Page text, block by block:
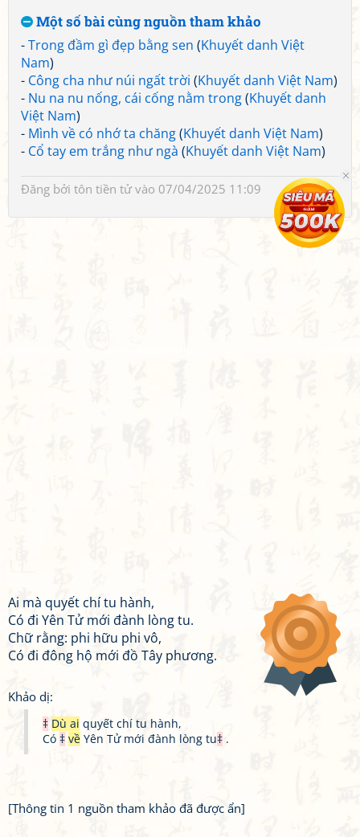
Một số bài cùng nguồn tham khảo
-Trong đầm gì đẹp bằng sen (Khuyết danh Việt
Nam)
- Công cha như núi ngất trời (Khuyết danh Việt Nam)
- Nu na nu nống, cái cống nằm trong(Khuyết danh
Việt Nam)
- Mình về có nhớ ta chăng(Khuyết danh Việt Nam)
- Cổ tay em trắng như ngà (Khuyết danh Việt Nam)
Đăng bởi tôn tiền tửvào 07/04/2025 11:09
Ai mà quyết chí tu hành,
Có đi Yên Tử mới đành lòng tu.
Chữ rằng: phi hữu phi vô,
Có đi đông hộ mới đồ Tây phương.
Khảo dị:
‡ Dù ai quyết chí tu hành,
Có ‡ về Yên Tử mới đành lòng tu‡ .
[Thông tin 1 nguồn tham khảo đã được ẩn]